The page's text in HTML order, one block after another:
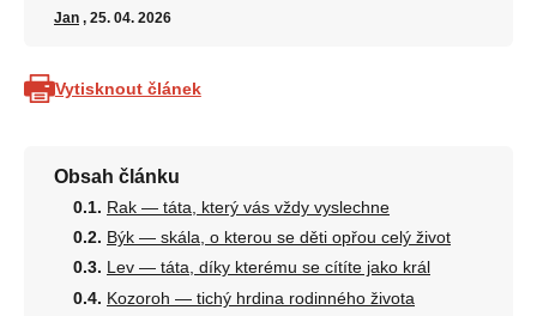
Jan , 25. 04. 2026
Vytisknout článek
Obsah článku
Rak — táta, který vás vždy vyslechne
Býk — skála, o kterou se děti opřou celý život
Lev — táta, díky kterému se cítíte jako král
Kozoroh — tichý hrdina rodinného života